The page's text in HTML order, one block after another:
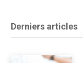
Derniers articles